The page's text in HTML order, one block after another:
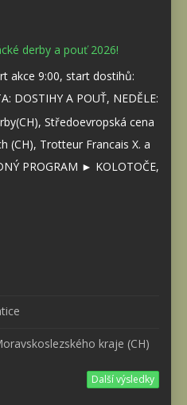
derby a pouť 2026!
akce 9:00, start dostihů:
DOSTIHY A POUŤ, NEDĚLE:
Středoevropská cena
(CH), Trotteur Francais X. a
PROGRAM ► KOLOTOČE,
kraje (CH)
Další výsledky